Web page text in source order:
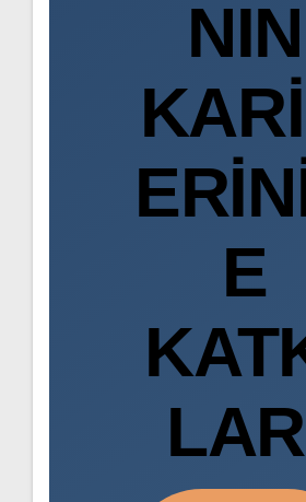
NIN
E